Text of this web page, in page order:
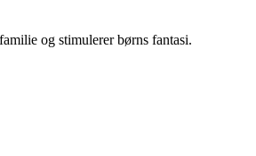
og stimulerer børns fantasi.